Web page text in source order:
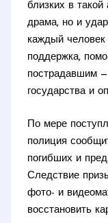
близких в
драма, но и
каждый человек
поддержка,
пострадавшим
государства и
По мере
полиция
погибших и
Следствие
фото- и
восстановить